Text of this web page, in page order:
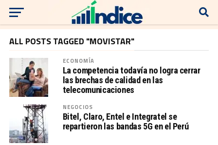
ALL POSTS TAGGED "MOVISTAR"
ECONOMÍA
La competencia todavía no logra cerrar
las brechas de calidad en las
telecomunicaciones
NEGOCIOS
Bitel, Claro, Entel e Integratel se
repartieron las bandas 5G en el Perú